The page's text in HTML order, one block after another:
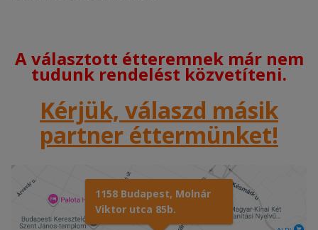
A választott étteremnek már nem
tudunk rendelést közvetíteni.
Kérjük, válaszd másik
partner éttermünket!
1158 Budapest, Molnár
Viktor utca 85b.